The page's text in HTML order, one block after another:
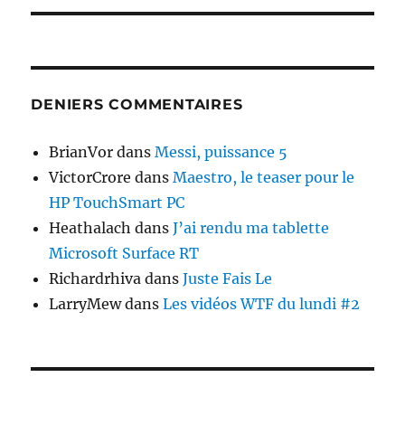
DENIERS COMMENTAIRES
BrianVor dansMessi, puissance 5
VictorCrore dansMaestro, le teaser pour le
HP TouchSmart PC
Heathalach dansJ’ai rendu ma tablette
Microsoft Surface RT
Richardrhiva dansJuste Fais Le
LarryMewdansLes vidéos WTF du lundi #2